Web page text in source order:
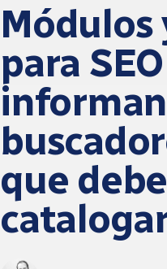
Módulos
para
que